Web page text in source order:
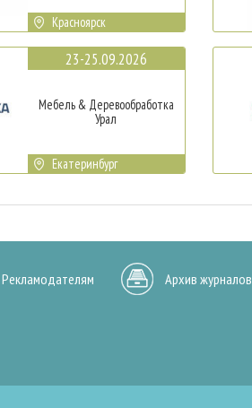
Красноярск
23-25.09.2026
Мебель & Деревообработка
Урал
Екатеринбург
Рекламодателям Архив журналов